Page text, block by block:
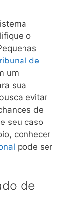
o
de
um
sua
evitar
de
seu caso
conhecer
pode ser
de